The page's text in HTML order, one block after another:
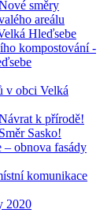
směry
areálu
Hleďsebe
kompostování -
v obci Velká
k přírodě!
Sasko!
– obnova fasády
komunikace
2020